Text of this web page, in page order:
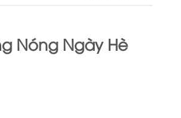
Nóng Ngày Hè